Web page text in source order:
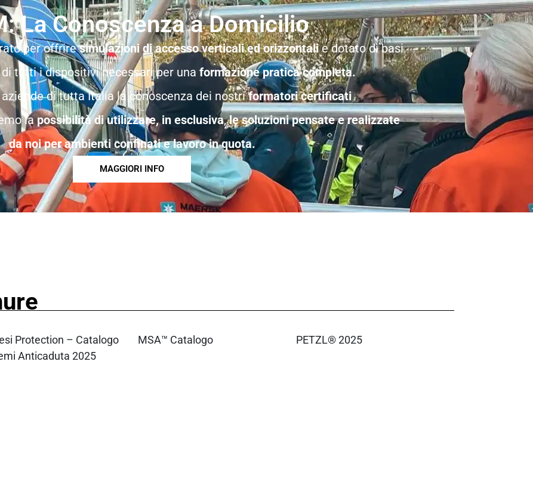
La Conoscenza a Domicilio
per offriresimulazioni di accesso verticali ed orizzontalie dotato di basi
tutti i dispositivi necessari per una formazione pratica completa.
di tutta Italia la conoscenza dei nostriformatori certificati
lapossibilità di utilizzare, in esclusiva,le soluzioni pensate e realizzate
da noi per ambienti confinati e lavoro in quota.
MAGGIORI INFO
Protection – Catalogo
Anticaduta 2025
MSA™ Catalogo PETZL® 2025